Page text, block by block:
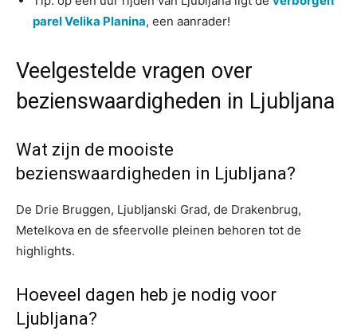
parel Velika Planina, een aanrader!
Veelgestelde vragen over
bezienswaardigheden in Ljubljana
Wat zijn de mooiste
bezienswaardigheden in Ljubljana?
De Drie Bruggen, Ljubljanski Grad, de Drakenbrug,
Metelkova en de sfeervolle pleinen behoren tot de
highlights.
Hoeveel dagen heb je nodig voor
Ljubljana?